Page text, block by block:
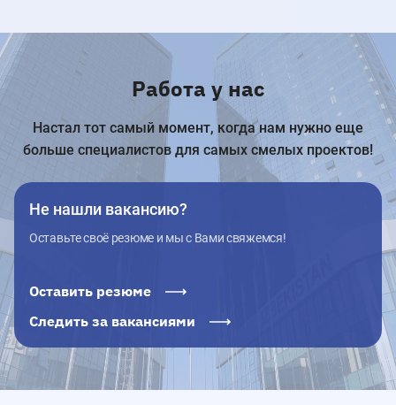
Работа у нас
Настал тот самый момент, когда нам нужно еще
больше специалистов для самых смелых проектов!
Не нашли вакансию?
Оставьте своё резюме и мы с Вами свяжемся!
Оставить резюме
Следить за вакансиями